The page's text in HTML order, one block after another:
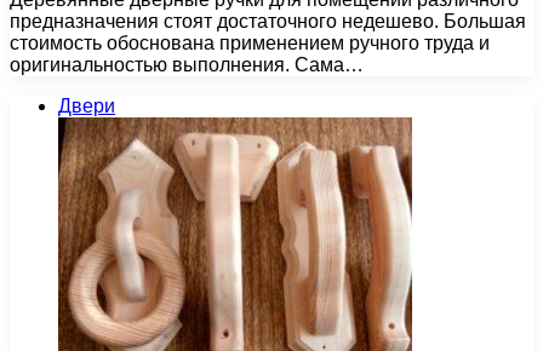
предназначения стоят достаточного недешево. Большая
стоимость обоснована применением ручного труда и
оригинальностью выполнения. Сама…
Двери